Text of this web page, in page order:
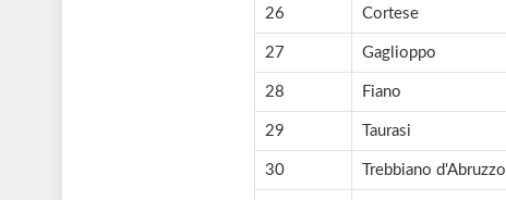
26 Cortese
27 Gaglioppo
28 Fiano
29 Taurasi
30 Trebbiano d'Abruzzo